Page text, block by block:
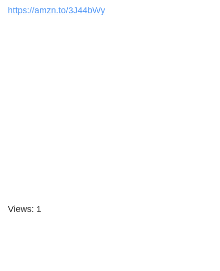
https://amzn.to/3J44bWy
Views: 1